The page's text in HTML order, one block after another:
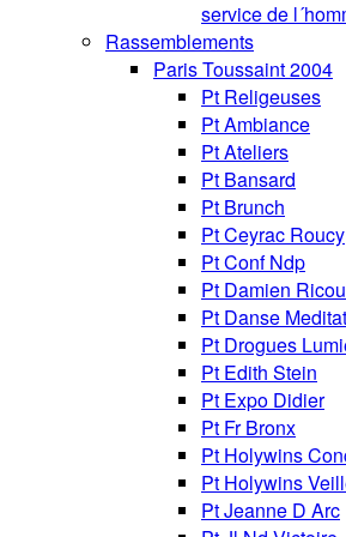
service de
Rassemblements
Paris Toussaint 2004
Pt Religeuses
Pt Ambiance
Pt Ateliers
Pt Bansard
Pt Brunch
Pt Ceyrac Roucy
Pt Conf Ndp
Pt Damien
Pt Danse
Pt Drogues
Pt Edith Stein
Pt Expo Didier
Pt Fr Bronx
Pt Holywins
Pt Holywins
Pt Jeanne D Arc